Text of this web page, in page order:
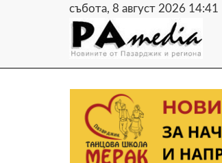
събота, 8 август 2026 14:41